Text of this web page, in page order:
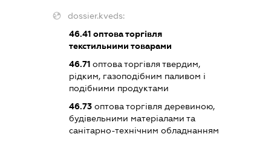
dossier.kveds:
46.41оптова торгівля
текстильними товарами
46.71оптова торгівля твердим,
рідким, газоподібним паливом і
подібними продуктами
46.73оптова торгівля деревиною,
будівельними матеріалами та
санітарно-технічним обладнанням